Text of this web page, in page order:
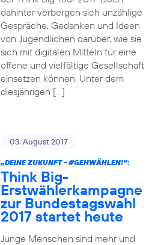
dahinter verbergen sich unzählige
Gespräche, Gedanken und Ideen
von Jugendlichen darüber, wie sie
sich mit digitalen Mitteln für eine
offene und vielfältige Gesellschaft
einsetzen können. Unter dem
diesjährigen […]
03. August 2017
„DEINE ZUKUNFT - #GEHWÄHLEN!“:
Think Big-
Erstwählerkampagne
zur Bundestagswahl
2017 startet heute
Junge Menschen sind mehr und